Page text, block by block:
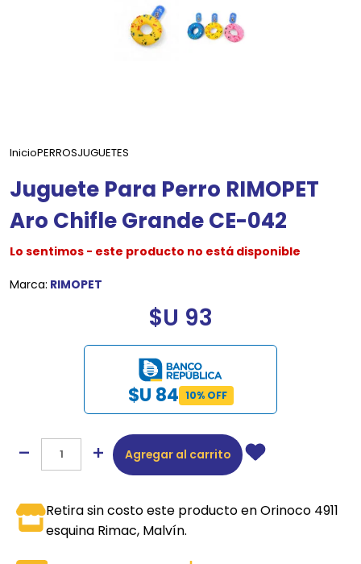
InicioPERROSJUGUETES
Juguete Para Perro RIMOPET
Aro Chifle Grande CE-042
Lo sentimos - este producto no está disponible
Marca: RIMOPET
$U 93
$U 84 10% OFF
Agregar al carrito
Retira sin costo este producto en Orinoco 4911
esquina Rimac, Malvín.